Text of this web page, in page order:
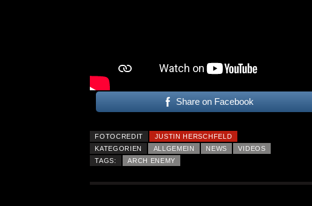
Share on Facebook
FOTOCREDIT
JUSTIN HERSCHFELD
KATEGORIEN
ALLGEMEIN NEWS
VIDEOS
TAGS:
ARCH ENEMY
ALBUM REVIEW